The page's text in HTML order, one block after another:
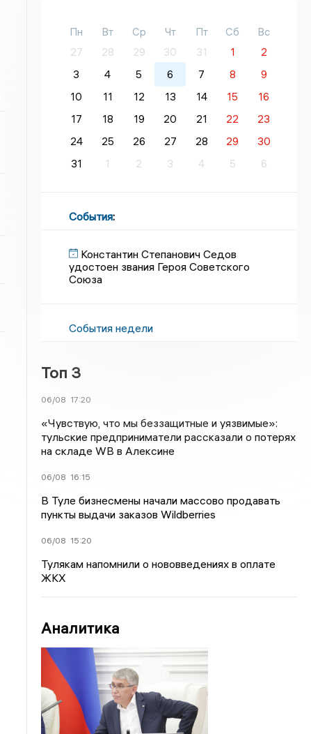
Пн Вт Ср Чт Пт Сб
Вс
27
28 29 30 31 1
2
3
4 5 6 7 8
9
10
11 12 13 14 15
16
17
18 19 20 21 22
23
24
25 26 27 28 29
30
31
1 2 3 4 5 6
События:
Константин Степанович Седов
удостоен звания Героя Советского
Союза
События недели
Топ 3
06/08 17:20
«Чувствую, что мы беззащитные и уязвимые»:
тульские предприниматели рассказали о потерях
на складе WB в Алексине
06/08 16:15
В Туле бизнесмены начали массово продавать
пункты выдачи заказов Wildberries
06/08 15:20
Тулякам напомнили о нововведениях в оплате
ЖКХ
Аналитика